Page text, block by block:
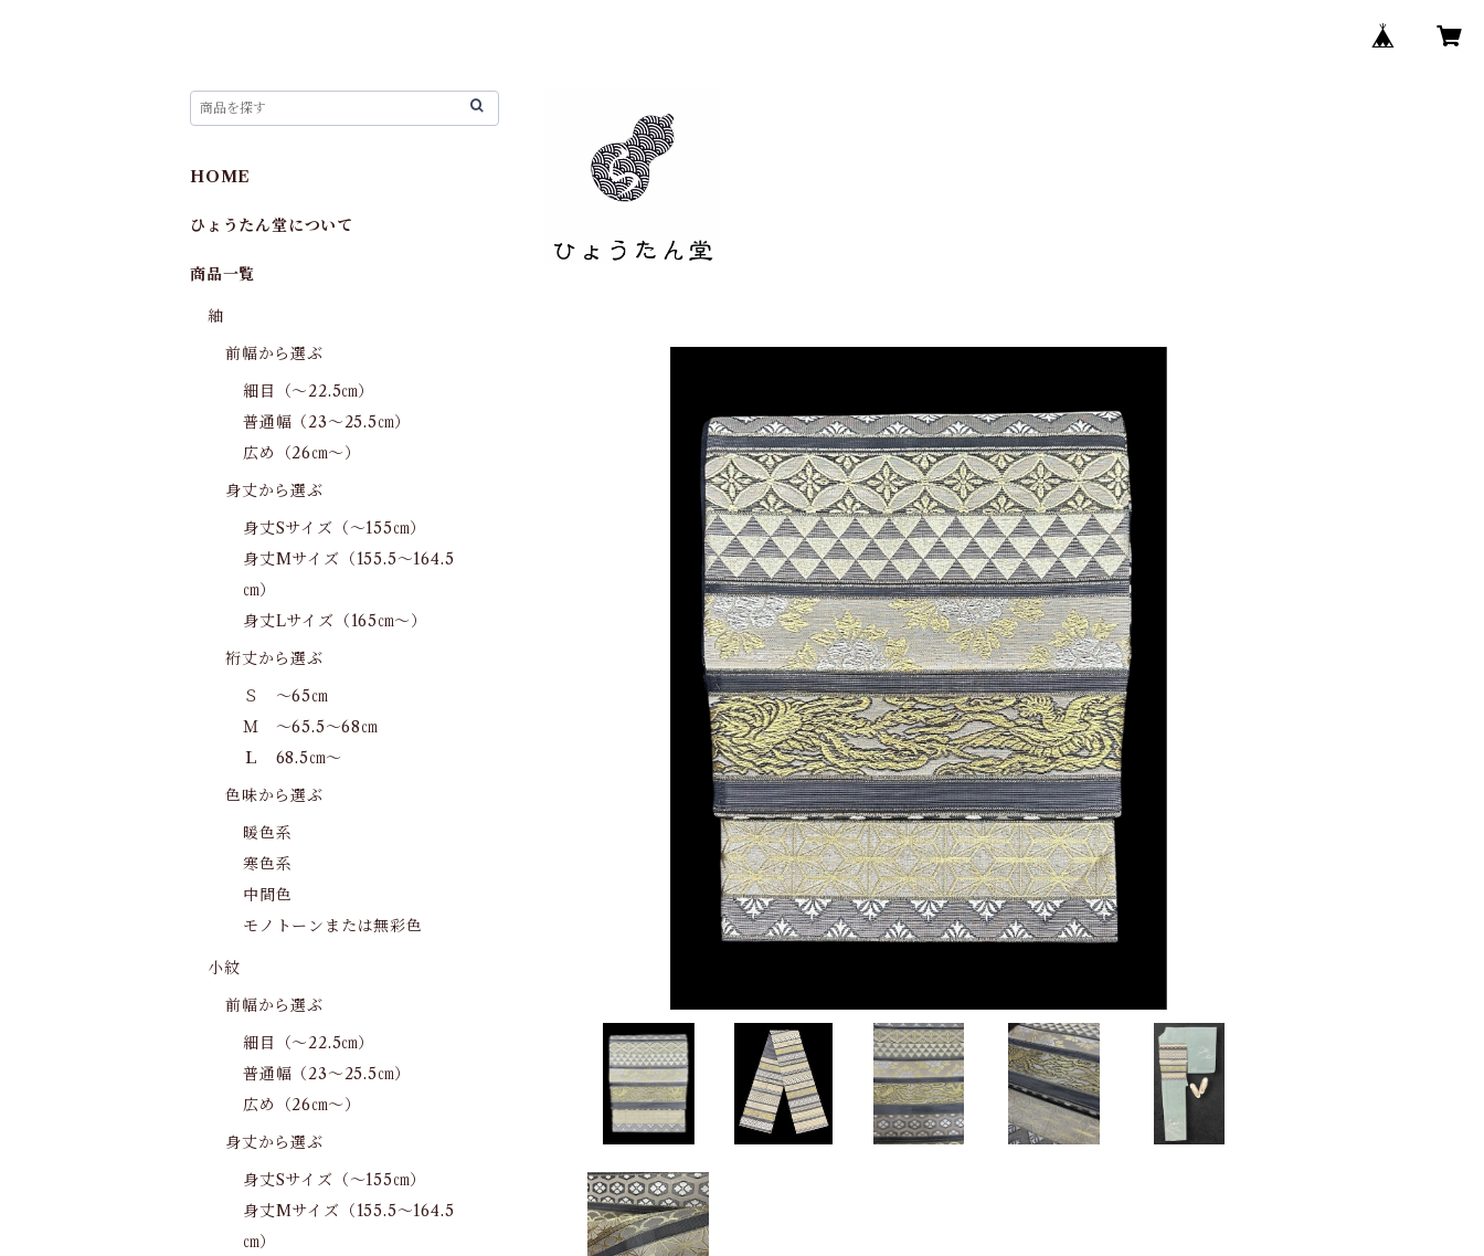
HOME
ひょうたん堂について
商品一覧
紬
前幅から選ぶ
細目（～22.5㎝）
普通幅（23～25.5㎝）
広め（26㎝～）
身丈から選ぶ
身丈Sサイズ（～155㎝）
身丈Mサイズ（155.5～164.5
㎝）
身丈Lサイズ（165㎝～）
裄丈から選ぶ
Ｓ ～65㎝
Ｍ ～65.5～68㎝
Ｌ 68.5㎝～
色味から選ぶ
暖色系
寒色系
中間色
モノトーンまたは無彩色
小紋
前幅から選ぶ
細目（～22.5㎝）
普通幅（23～25.5㎝）
広め（26㎝～）
身丈から選ぶ
身丈Sサイズ（～155㎝）
身丈Mサイズ（155.5～164.5
㎝）